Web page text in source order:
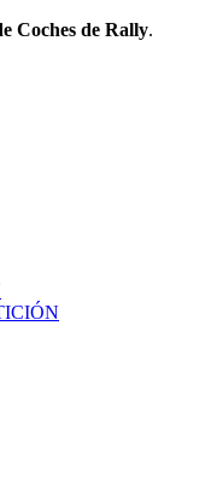
Coches de Rally.